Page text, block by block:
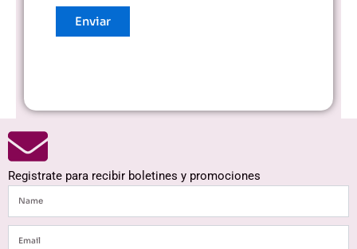
Registrate para recibir boletines y promociones